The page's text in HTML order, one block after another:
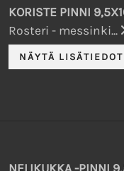
KORISTE PINNI
Rosteri - messinki...
NELIKUKKA -PINNI